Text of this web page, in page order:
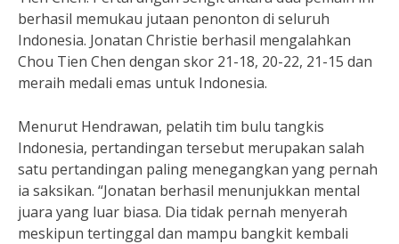
berhasil memukau jutaan penonton di seluruh
Indonesia. Jonatan Christie berhasil mengalahkan
Chou Tien Chen dengan skor 21-18, 20-22, 21-15 dan
meraih medali emas untuk Indonesia.
Menurut Hendrawan, pelatih tim bulu tangkis
Indonesia, pertandingan tersebut merupakan salah
satu pertandingan paling menegangkan yang pernah
ia saksikan. “Jonatan berhasil menunjukkan mental
juara yang luar biasa. Dia tidak pernah menyerah
meskipun tertinggal dan mampu bangkit kembali